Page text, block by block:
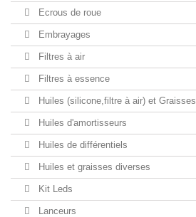
Ecrous de roue
Embrayages
Filtres à air
Filtres à essence
Huiles (silicone,filtre à air) et Graisses
Huiles d'amortisseurs
Huiles de différentiels
Huiles et graisses diverses
Kit Leds
Lanceurs